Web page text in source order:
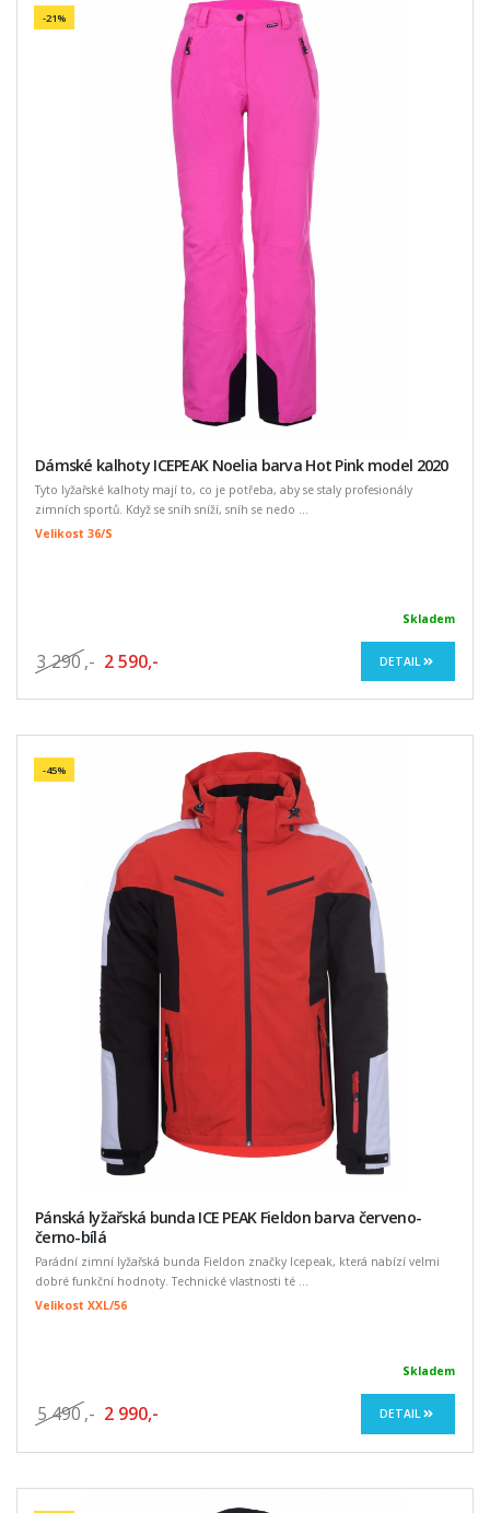
-21%
Dámské kalhoty ICEPEAK Noelia barva Hot Pink model 2020
Tyto lyžařské kalhoty mají to, co je potřeba, aby se staly profesionály
zimních sportů. Když se sníh sníží, sníh se nedo ...
Velikost 36/S
Skladem
3 290 ,- 2 590,- DETAIL
-45%
Pánská lyžařská bunda ICE PEAK Fieldon barva červeno-
černo-bílá
Parádní zimní lyžařská bunda Fieldon značky Icepeak, která nabízí velmi
dobré funkční hodnoty. Technické vlastnosti té ...
Velikost XXL/56
Skladem
5 490 ,- 2 990,- DETAIL